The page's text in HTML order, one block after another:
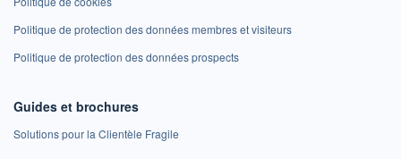
Politique de protection des données membres et visiteurs
Politique de protection des données prospects
Guides et brochures
Solutions pour la Clientèle Fragile